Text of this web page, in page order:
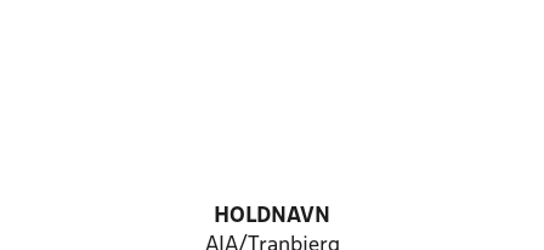
HOLDNAVN
AIA/Tranbjerg